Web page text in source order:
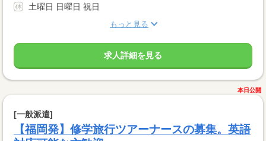
土曜日 日曜日 祝日
もっと見る
求人詳細を見る
本日公開
[一般派遣]
【福岡発】修学旅行ツアーナースの募集。英語